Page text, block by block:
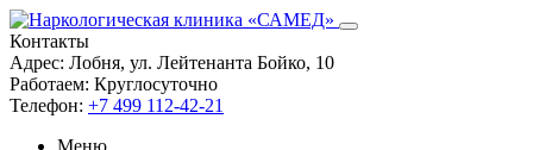
Контакты
Адрес: Лобня, ул. Лейтенанта Бойко, 10
Работаем: Круглосуточно
Телефон: +7 499 112-42-21
Меню